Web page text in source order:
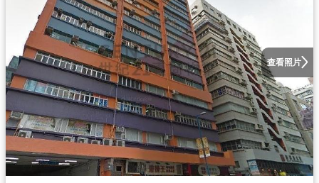
查看照片